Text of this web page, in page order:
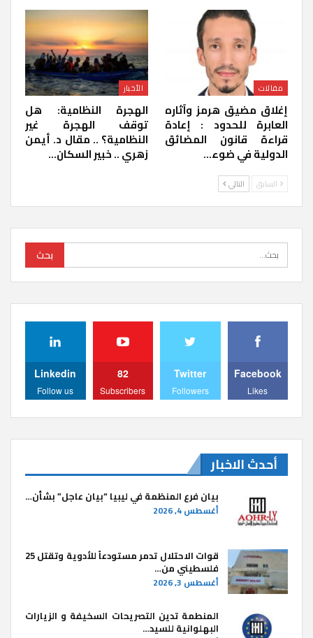
مقالات
إغلاق مضيق هرمز وآثاره
العابرة للحدود : إعادة
قراءة قانون المضائق
الدولية في ضوء…
الأخبار
الهجرة النظامية: هل
توقف الهجرة غير
النظامية؟ .. مقال د. أيمن
زهري .. خبير السكان…
السابق التالي
Facebook
Likes
Twitter
Followers
82
Subscribers
Linkedin
Follow us
أحدث الاخبار
بيان فرع المنظمة في ليبيا “بيان عاجل” بشأن…
أغسطس 4, 2026
قوات الاحتلال تدمر مستودعاً للأدوية وتقتل 25
فلسطيني من…
أغسطس 3, 2026
المنطمة تدين التصريحات السخيفة و الزيارات
البهلوانية للسيد…